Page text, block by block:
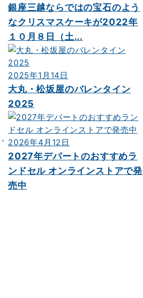
銀座三越ならではの宝石のよう
なクリスマスケーキが2022年
１０月８日（土...
2025年1月14日
大丸・松坂屋のバレンタイン
2025
2026年4月12日
2027年デパートのおすすめラ
ンドセル オンラインストアで発
売中